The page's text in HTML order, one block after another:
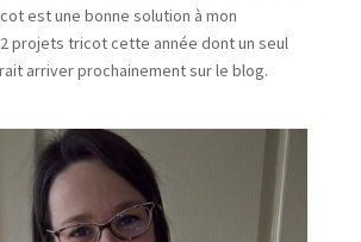
est une bonne solution à mon
projets tricot cette année dont un seul
arriver prochainement sur le blog.